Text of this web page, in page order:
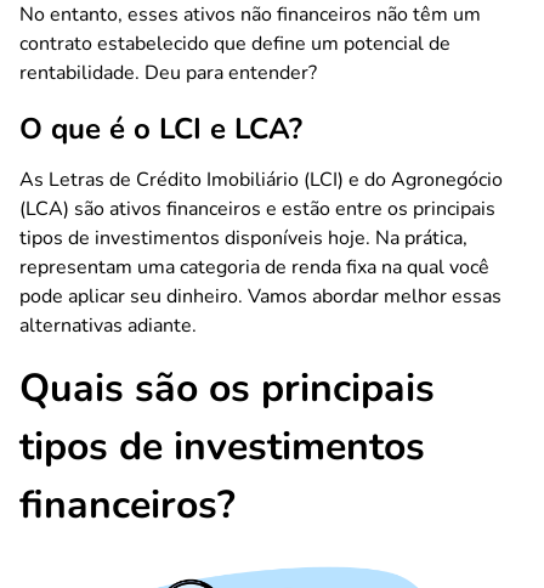
No entanto, esses ativos não financeiros não têm um
contrato estabelecido que define um potencial de
rentabilidade. Deu para entender?
O que é o LCI e LCA?
As Letras de Crédito Imobiliário (LCI) e do Agronegócio
(LCA) são ativos financeiros e estão entre os principais
tipos de investimentos disponíveis hoje. Na prática,
representam uma categoria de renda fixa na qual você
pode aplicar seu dinheiro. Vamos abordar melhor essas
alternativas adiante.
Quais são os principais
tipos de investimentos
financeiros?